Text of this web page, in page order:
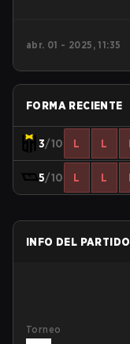
abr. 01 - 2025, 11:35
FORMA RECIENTE
3/10 L L
5/10 L L
INFO DEL PARTIDO
Torneo